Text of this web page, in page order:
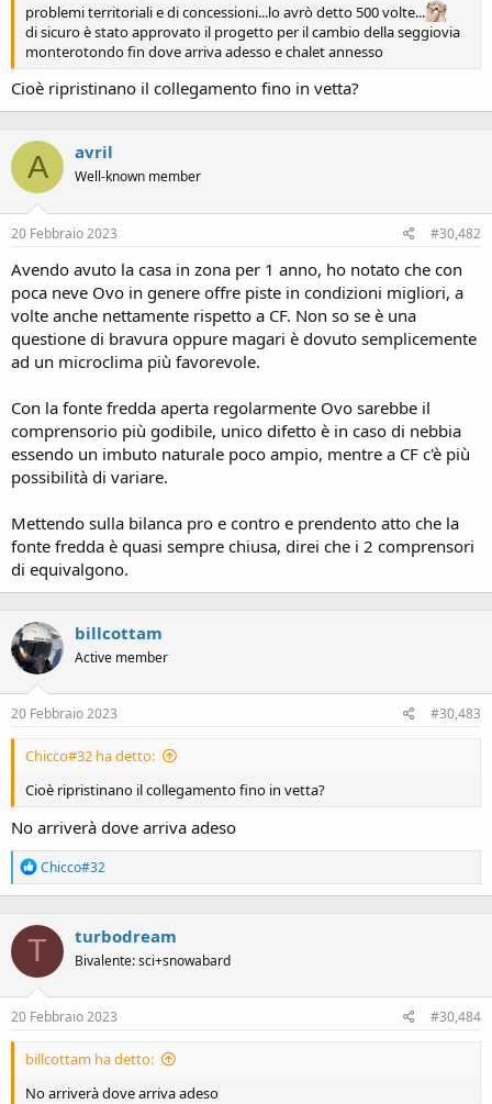
problemi territoriali e di concessioni...lo avrò detto 500 volte...
di sicuro è stato approvato il progetto per il cambio della seggiovia
monterotondo fin dove arriva adesso e chalet annesso
Cioè ripristinano il collegamento fino in vetta?
A avril
Well-known member
20 Febbraio 2023 #30,482
Avendo avuto la casa in zona per 1 anno, ho notato che con
poca neve Ovo in genere offre piste in condizioni migliori, a
volte anche nettamente rispetto a CF. Non so se è una
questione di bravura oppure magari è dovuto semplicemente
ad un microclima più favorevole.
Con la fonte fredda aperta regolarmente Ovo sarebbe il
comprensorio più godibile, unico difetto è in caso di nebbia
essendo un imbuto naturale poco ampio, mentre a CF c'è più
possibilità di variare.
Mettendo sulla bilanca pro e contro e prendento atto che la
fonte fredda è quasi sempre chiusa, direi che i 2 comprensori
di equivalgono.
billcottam
Active member
20 Febbraio 2023 #30,483
Chicco#32 ha detto:
Cioè ripristinano il collegamento fino in vetta?
No arriverà dove arriva adeso
R
e
a
t
n
:
Chicco#32
T turbodream
Bivalente: sci+snowabard
20 Febbraio 2023 #30,484
billcottam ha detto:
No arriverà dove arriva adeso